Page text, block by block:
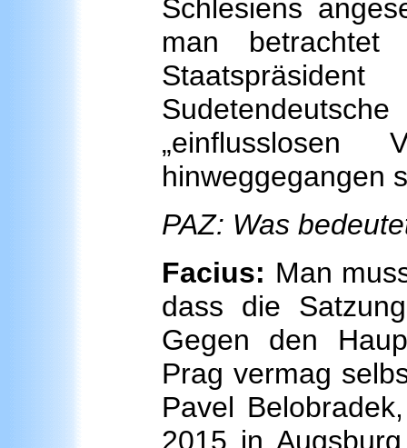
Schlesiens
man betrachtet
hinweggegangen
PAZ: Was
Facius: Man
dass die
Gegen den
Prag vermag
Pavel
2015 in